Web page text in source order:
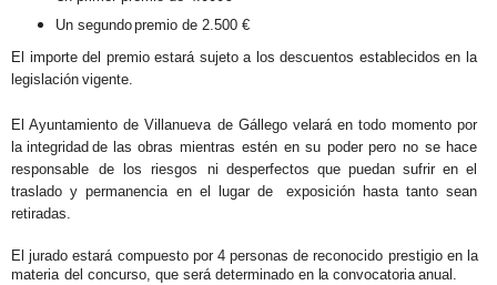
Un segundopremiode 2.500€
El importe del premio estará sujeto a los descuentos establecidos en la
legislación vigente.
El Ayuntamiento de Villanueva de Gállego velará en todo momento por
la integridad de las obras mientras estén en su poder pero no se hace
responsable de los riesgos
ni desperfectos que puedan sufrir en el
traslado y permanencia en el lugar de
exposición hasta tanto sean
retiradas.
El jurado estará compuesto por 4 personas de reconocido prestigio en la
materia del concurso, que será determinado en laconvocatoriaanual.